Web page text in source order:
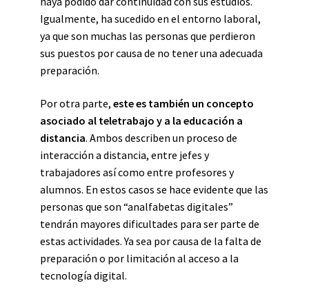
Igualmente, ha sucedido en el entorno laboral,
ya que son muchas las personas que perdieron
sus puestos por causa de no tener una adecuada
preparación.
Por otra parte, este es también un concepto
asociado al teletrabajo y a la educación a
distancia. Ambos describen un proceso de
interacción a distancia, entre jefes y
trabajadores así como entre profesores y
alumnos. En estos casos se hace evidente que las
personas que son “analfabetas digitales”
tendrán mayores dificultades para ser parte de
estas actividades. Ya sea por causa de la falta de
preparación o por limitación al acceso a la
tecnología digital.